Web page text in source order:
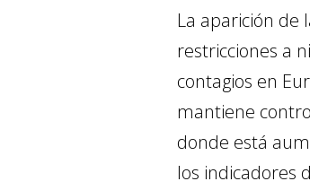
La aparición
restricciones a
contagios en
mantiene
donde está
los indicadores